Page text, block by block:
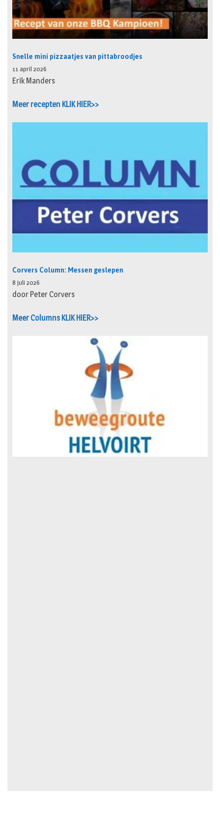
Snelle mini pizzaatjes van pittabroodjes
11 april 2026
Erik Manders
Meer recepten KLIK HIER>>
Corvers Column: Messen geslepen
8 juli 2026
door Peter Corvers
Meer Columns KLIK HIER>>